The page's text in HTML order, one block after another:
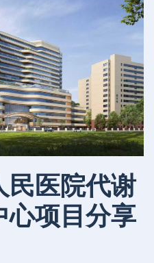
民医院代谢
心项目分享